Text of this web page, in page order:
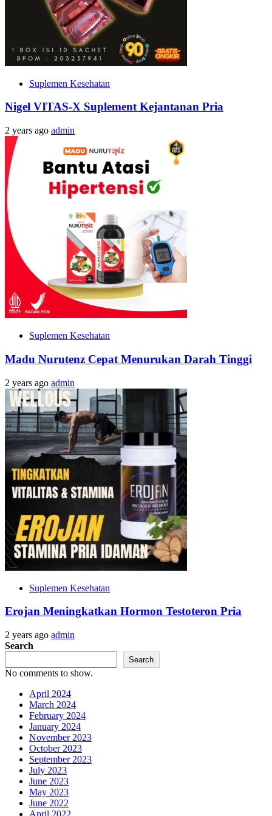
Suplemen Kesehatan
Nigel VITAS-X Suplement Kejantanan Pria
2 years ago admin
Suplemen Kesehatan
Madu Nurutenz Cepat Menurukan Darah Tinggi
2 years ago admin
Suplemen Kesehatan
Erojan Meningkatkan Hormon Testoteron Pria
2 years ago admin
Search
Search
No comments to show.
April 2024
March 2024
February 2024
January 2024
November 2023
October 2023
September 2023
July 2023
June 2023
May 2023
June 2022
April 2022